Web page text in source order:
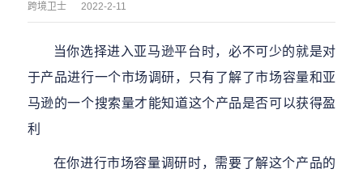
跨境卫士 2022-2-11
当你选择进入亚马逊平台时，必不可少的就是对
于产品进行一个市场调研，只有了解了市场容量和亚
马逊的一个搜索量才能知道这个产品是否可以获得盈
利
在你进行市场容量调研时，需要了解这个产品的